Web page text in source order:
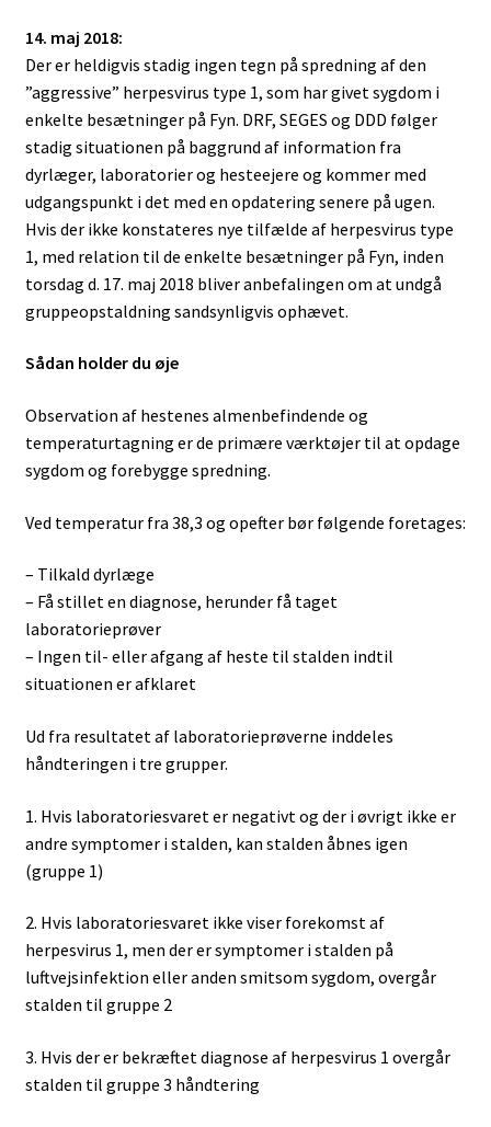
14. maj 2018:
Der er heldigvis stadig ingen tegn på spredning af den
”aggressive” herpesvirus type 1, som har givet sygdom i
enkelte besætninger på Fyn. DRF, SEGES og DDD følger
stadig situationen på baggrund af information fra
dyrlæger, laboratorier og hesteejere og kommer med
udgangspunkt i det med en opdatering senere på ugen.
Hvis der ikke konstateres nye tilfælde af herpesvirus type
1, med relation til de enkelte besætninger på Fyn, inden
torsdag d. 17. maj 2018 bliver anbefalingen om at undgå
gruppeopstaldning sandsynligvis ophævet.
Sådan holder du øje
Observation af hestenes almenbefindende og
temperaturtagning er de primære værktøjer til at opdage
sygdom og forebygge spredning.
Ved temperatur fra 38,3 og opefter bør følgende foretages:
– Tilkald dyrlæge
– Få stillet en diagnose, herunder få taget
laboratorieprøver
– Ingen til- eller afgang af heste til stalden indtil
situationen er afklaret
Ud fra resultatet af laboratorieprøverne inddeles
håndteringen i tre grupper.
1. Hvis laboratoriesvaret er negativt og der i øvrigt ikke er
andre symptomer i stalden, kan stalden åbnes igen
(gruppe 1)
2. Hvis laboratoriesvaret ikke viser forekomst af
herpesvirus 1, men der er symptomer i stalden på
luftvejsinfektion eller anden smitsom sygdom, overgår
stalden til gruppe 2
3. Hvis der er bekræftet diagnose af herpesvirus 1 overgår
stalden til gruppe 3 håndtering